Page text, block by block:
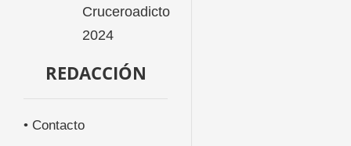
REDACCIÓN
• Contacto